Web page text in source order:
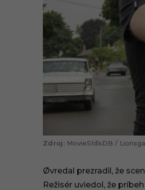
MovieStillsDB /
Øvredal prezradil, že
Režisér uviedol, že